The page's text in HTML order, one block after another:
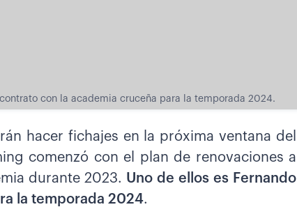
con la academia cruceña para la temporada 2024.
hacer fichajes en la próxima ventana del
comenzó con el plan de renovaciones a
durante 2023. Uno de ellos es Fernando
la temporada 2024.